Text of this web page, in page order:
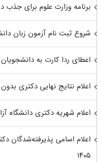
برنامه وزارت علوم برای
شروع ثبت نام آزمون زبان
اعطای ردا کارت به دانشجویان
اعلام نتایج نهایی دکتری بدون
اعلام شهریه دکتری دانشگاه آزاد
اعلام اسامی پذیرفته‌شدگان
۱۴۰۵